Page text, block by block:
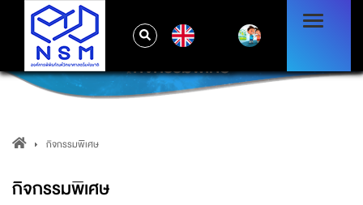
กิจกรรมพิเศษ
กิจกรรมพิเศษ
กิจกรรมพิเศษ